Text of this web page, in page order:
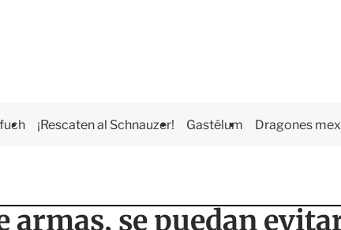
¡Rescaten al Schnauzer! Gastélum Dragones
armas, se puedan